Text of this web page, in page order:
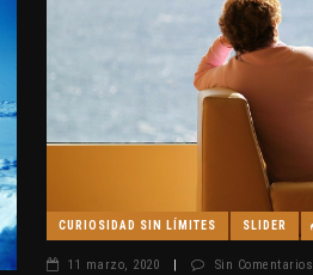
CURIOSIDAD SIN LÍMITES SLIDER
11 marzo, 2020 Sin Comentarios